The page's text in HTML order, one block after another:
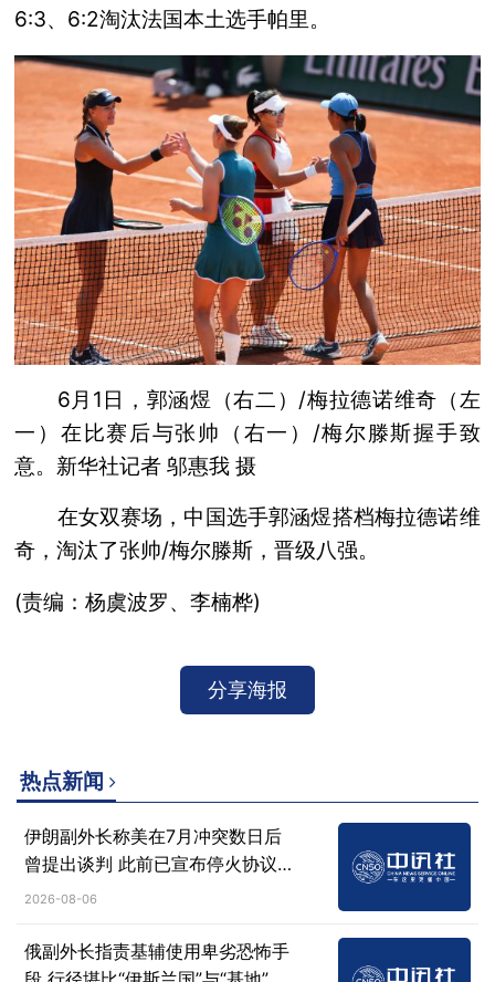
6:3、6:2淘汰法国本土选手帕里。
6月1日，郭涵煜（右二）/梅拉德诺维奇（左
一）在比赛后与张帅（右一）/梅尔滕斯握手致
意。新华社记者 邬惠我 摄
在女双赛场，中国选手郭涵煜搭档梅拉德诺维
奇，淘汰了张帅/梅尔滕斯，晋级八强。
(责编：杨虞波罗、李楠桦)
分享海报
热点新闻
伊朗副外长称美在7月冲突数日后
曾提出谈判 此前已宣布停火协议
失效
2026-08-06
俄副外长指责基辅使用卑劣恐怖手